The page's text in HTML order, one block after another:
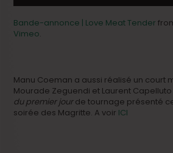
Bande-annonce | Love Meat Tender
Vimeo.
Manu Coeman a aussi réalisé un court
Mourade Zeguendi et Laurent Capelluto
du premier jourde tournage présenté
soirée des Magritte. A voir ICI